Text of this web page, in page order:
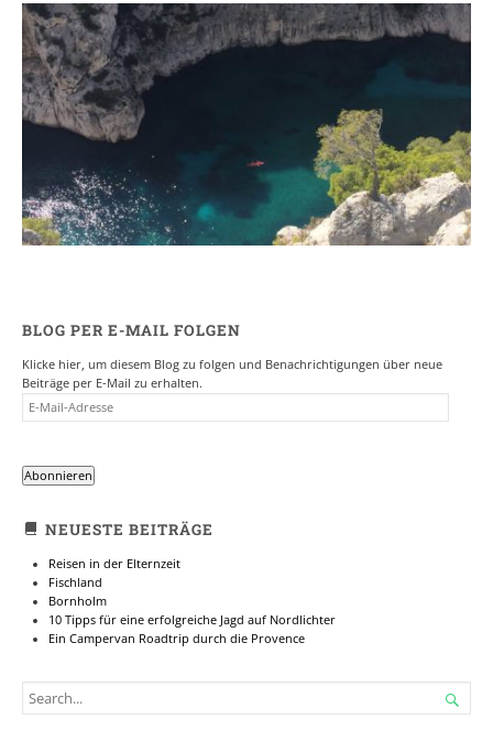
Ein Campervan Roadtrip durch die
BLOG PER E-MAIL FOLGEN
Klicke hier, um diesem Blog zu folgen und Benachrichtigungen über neue
Beiträge per E-Mail zu erhalten.
E-
MAIL-
Abonnieren
NEUESTE BEITRÄGE
Reisen in der Elternzeit
Fischland
Bornholm
10 Tipps für eine erfolgreiche Jagd auf Nordlichter
Ein Campervan Roadtrip durch die Provence
SEARCH
FOR...
